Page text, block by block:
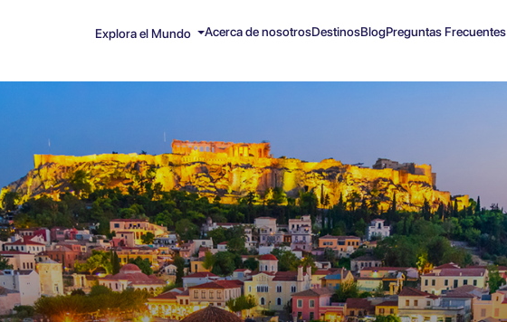
Explora el Mundo Acerca de nosotrosDestinosBlogPreguntas Frecuentes